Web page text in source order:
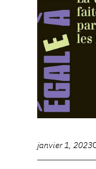
janvier 1, 2023